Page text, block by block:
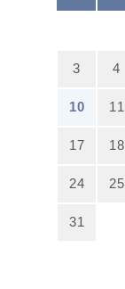
3 4
10 11
17 18
24 25
31